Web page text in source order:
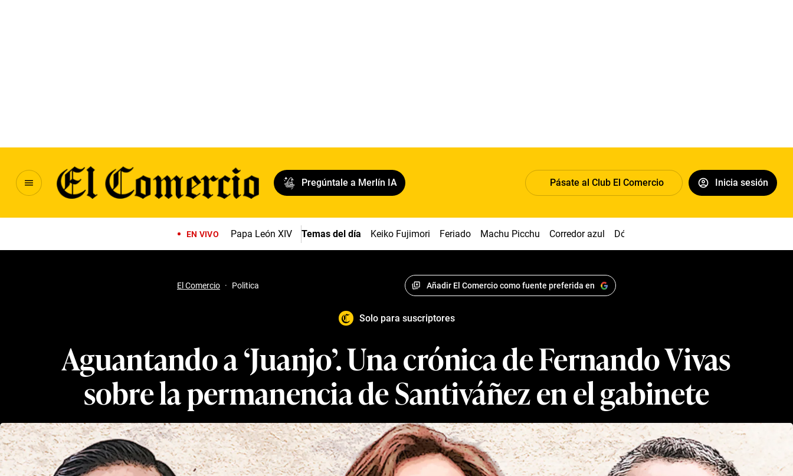
Pregúntale a Merlín IA Pásate al Club El Comercio Inicia sesión
EN VIVO Papa León XIV Temas del día Keiko Fujimori Feriado Machu Picchu Corredor azul Dólar
El Comercio · Politica Añadir El Comercio como fuente preferida en
Solo para suscriptores
Aguantando a ‘Juanjo’. Una crónica de Fernando Vivas
sobre la permanencia de Santiváñez en el gabinete